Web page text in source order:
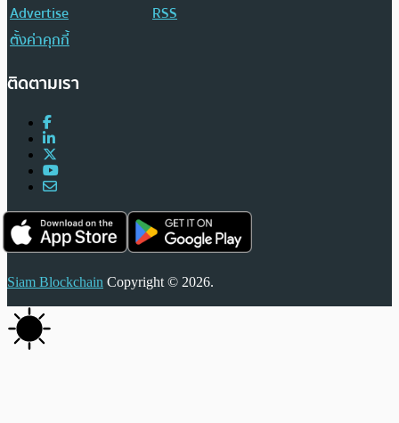
Advertise
RSS
ตั้งค่าคุกกี้
ติดตามเรา
Siam Blockchain Copyright © 2026.